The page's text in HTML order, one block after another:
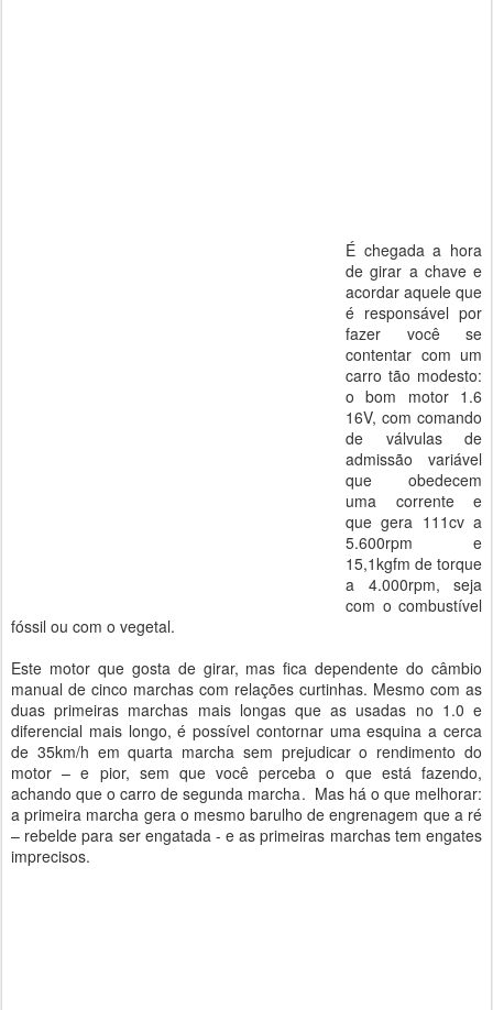
É chegada a hora
de girar a chave e
acordar aquele que
é responsável por
fazer você se
contentar com um
carro tão modesto:
o bom motor 1.6
16V, com comando
de válvulas de
admissão variável
que obedecem
uma corrente e
que gera 111cv a
5.600rpm e
15,1kgfm de torque
a 4.000rpm, seja
com o combustível
fóssil ou com o vegetal.
Este motor que gosta de girar, mas fica dependente do câmbio
manual de cinco marchas com relações curtinhas. Mesmo com as
duas primeiras marchas mais longas que as usadas no 1.0 e
diferencial mais longo, é possível contornar uma esquina a cerca
de 35km/h em quarta marcha sem prejudicar o rendimento do
motor – e pior, sem que você perceba o que está fazendo,
achando que o carro de segunda marcha. Mas há o que melhorar:
a primeira marcha gera o mesmo barulho de engrenagem que a ré
– rebelde para ser engatada - e as primeiras marchas tem engates
imprecisos.